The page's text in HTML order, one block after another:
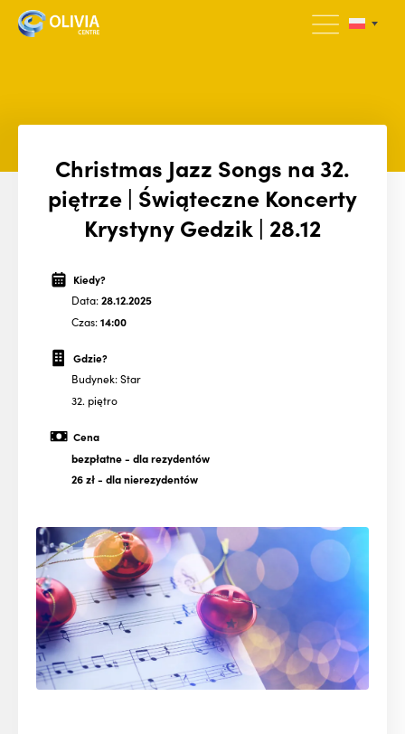
Christmas Jazz Songs na 32.
piętrze | Świąteczne Koncerty
Krystyny Gedzik | 28.12
Kiedy?
Data:28.12.2025
Czas:14:00
Gdzie?
Budynek: Star
32. piętro
Cena
bezpłatne- dla rezydentów
26 zł- dla nierezydentów